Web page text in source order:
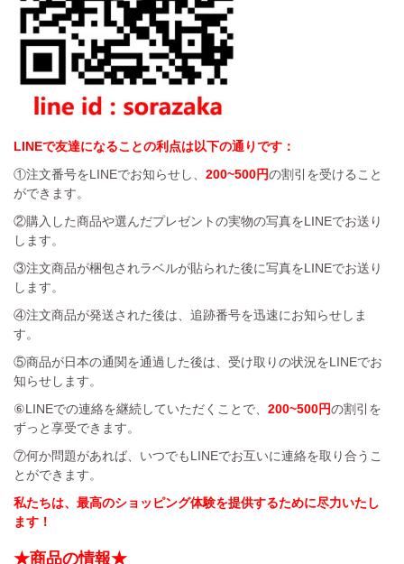
LINEで友達になることの利点は以下の通りです：
①注文番号をLINEでお知らせし、 200~500円の割引を受けること
ができます。
②購入した商品や選んだプレゼントの実物の写真をLINEでお送り
します。
③注文商品が梱包されラベルが貼られた後に写真をLINEでお送り
します。
④注文商品が発送された後は、追跡番号を迅速にお知らせしま
す。
⑤商品が日本の通関を通過した後は、受け取りの状況をLINEでお
知らせします。
⑥LINEでの連絡を継続していただくことで、 200~500円の割引を
ずっと享受できます。
⑦何か問題があれば、いつでもLINEでお互いに連絡を取り合うこ
とができます。
私たちは、最高のショッピング体験を提供するために尽力いたし
ます！
★商品の情報★